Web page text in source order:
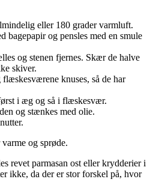
eller 180 grader varmluft.
bagepapir og pensles med en smule
og stenen fjernes. Skær de halve
skiver.
knuses, så de har
i æg og så i flæskesvær.
og stænkes med olie.
varme og sprøde.
revet parmasan ost eller krydderier i
ikke, da der er stor forskel på, hvor